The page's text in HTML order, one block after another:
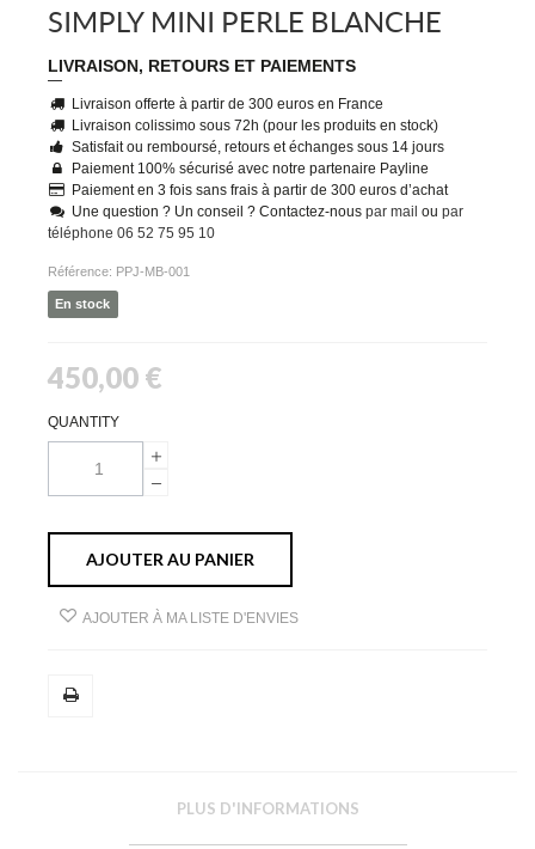
SIMPLY MINI PERLE BLANCHE
LIVRAISON, RETOURS ET PAIEMENTS
Livraison offerte à partir de 300 euros en France
Livraison colissimo sous 72h (pour les produits en stock)
Satisfait ou remboursé, retours et échanges sous 14 jours
Paiement 100% sécurisé avec notre partenaire Payline
Paiement en 3 fois sans frais à partir de 300 euros d’achat
Une question ? Un conseil ? Contactez-nous par mail ou par
téléphone 06 52 75 95 10
Référence: PPJ-MB-001
En stock
450,00 €
QUANTITY
AJOUTER AU PANIER
AJOUTER À MA LISTE D'ENVIES
PLUS D'INFORMATIONS